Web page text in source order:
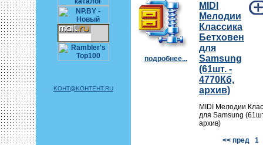
KOHT@KOHTEHT.RU
подробнее...
MIDI
Мелодии
Классика
Бетховен
для
Samsung
(61шт. -
4770Кб,
архив)
MIDI Мелодии
для Samsung
архив)
<< пред 1